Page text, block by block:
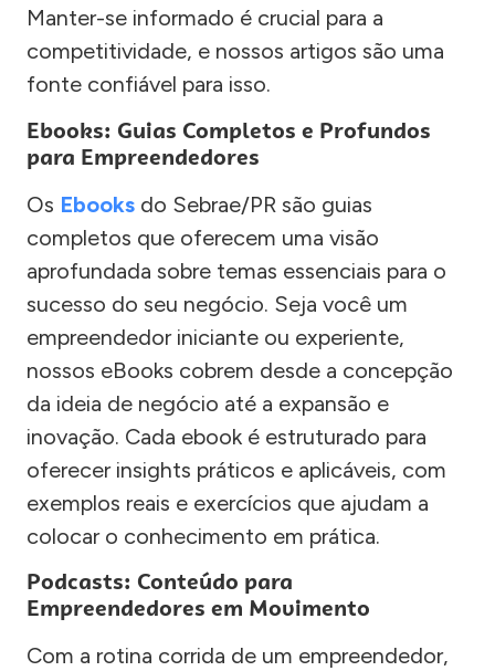
Manter-se informado é crucial para a
competitividade, e nossos artigos são uma
fonte confiável para isso.
Ebooks: Guias Completos e Profundos
para Empreendedores
Os Ebooks do Sebrae/PR são guias
completos que oferecem uma visão
aprofundada sobre temas essenciais para o
sucesso do seu negócio. Seja você um
empreendedor iniciante ou experiente,
nossos eBooks cobrem desde a concepção
da ideia de negócio até a expansão e
inovação. Cada ebook é estruturado para
oferecer insights práticos e aplicáveis, com
exemplos reais e exercícios que ajudam a
colocar o conhecimento em prática.
Podcasts: Conteúdo para
Empreendedores em Movimento
Com a rotina corrida de um empreendedor,